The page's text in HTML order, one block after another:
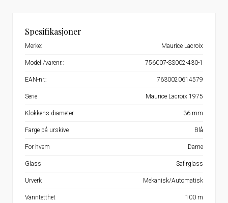
Spesifikasjoner
Merke: Maurice Lacroix
Modell/varenr.: 756007-SS002-430-1
EAN-nr.: 7630020614579
Serie Maurice Lacroix 1975
Klokkens diameter 36 mm
Farge på urskive Blå
For hvem Dame
Glass Safirglass
Urverk Mekanisk/Automatisk
Vanntetthet 100 m